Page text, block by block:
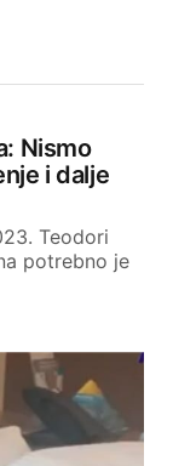
Nismo
i dalje
Teodori
potrebno je